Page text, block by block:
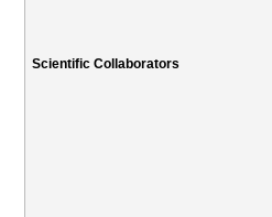
Scientific Collaborators